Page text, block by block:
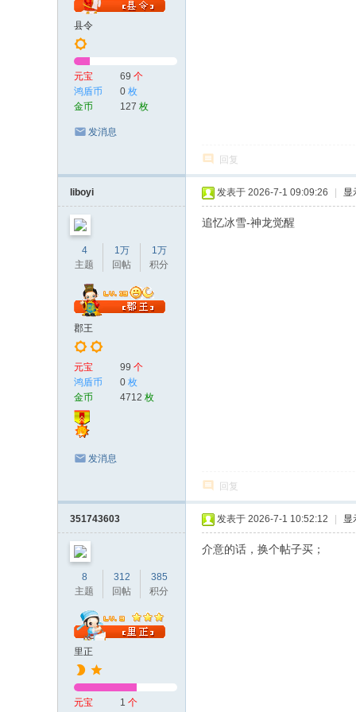
县令
元宝 69 个
鸿盾币
0 枚
金币
127 枚
发消息
回复
liboyi
4
主题
1万
回帖
1万
积分
郡王
元宝 99 个
鸿盾币
0 枚
金币
4712 枚
发消息
发表于 2026-7-1 09:09:26 显
追忆冰雪-神龙觉醒
回复
351743603
8
主题
312
回帖
385
积分
里正
元宝 1 个
发表于 2026-7-1 10:52:12 显
介意的话，换个帖子买；